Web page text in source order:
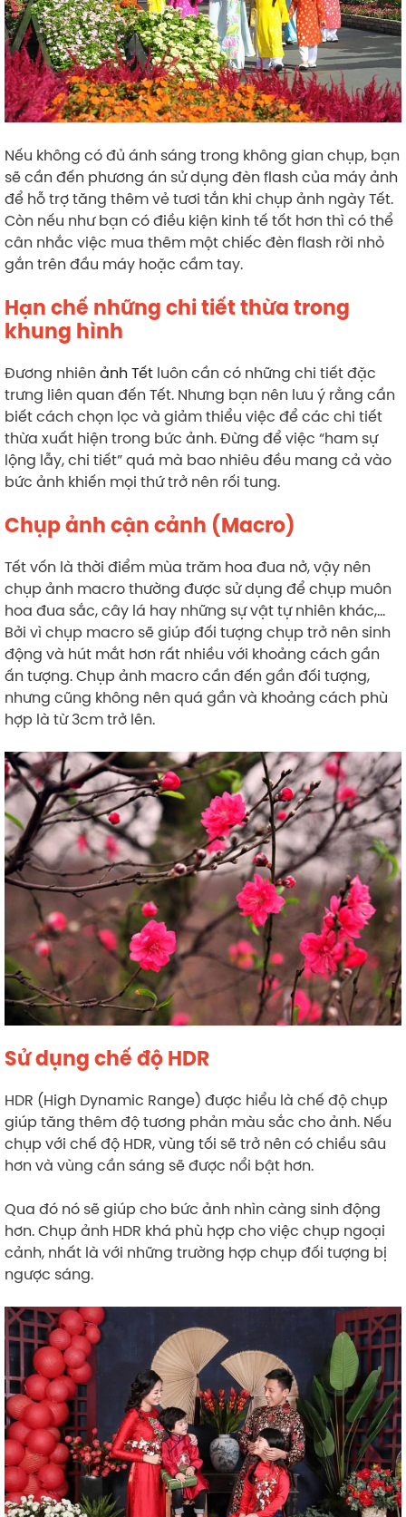
Nếu không có đủ ánh sáng trong không gian chụp, bạn
sẽ cần đến phương án sử dụng đèn flash của máy ảnh
để hỗ trợ tăng thêm vẻ tươi tắn khi chụp ảnh ngày Tết.
Còn nếu như bạn có điều kiện kinh tế tốt hơn thì có thể
cân nhắc việc mua thêm một chiếc đèn flash rời nhỏ
gắn trên đầu máy hoặc cầm tay.
Hạn chế những chi tiết thừa trong
khung hình
Đương nhiên ảnh Tết luôn cần có những chi tiết đặc
trưng liên quan đến Tết. Nhưng bạn nên lưu ý rằng cần
biết cách chọn lọc và giảm thiểu việc để các chi tiết
thừa xuất hiện trong bức ảnh. Đừng để việc “ham sự
lộng lẫy, chi tiết” quá mà bao nhiêu đều mang cả vào
bức ảnh khiến mọi thứ trở nên rối tung.
Chụp ảnh cận cảnh (Macro)
Tết vốn là thời điểm mùa trăm hoa đua nở, vậy nên
chụp ảnh macro thường được sử dụng để chụp muôn
hoa đua sắc, cây lá hay những sự vật tự nhiên khác,…
Bởi vì chụp macro sẽ giúp đối tượng chụp trở nên sinh
động và hút mắt hơn rất nhiều với khoảng cách gần
ấn tượng. Chụp ảnh macro cần đến gần đối tượng,
nhưng cũng không nên quá gần và khoảng cách phù
hợp là từ 3cm trở lên.
Sử dụng chế độ HDR
HDR (High Dynamic Range) được hiểu là chế độ chụp
giúp tăng thêm độ tương phản màu sắc cho ảnh. Nếu
chụp với chế độ HDR, vùng tối sẽ trở nên có chiều sâu
hơn và vùng cần sáng sẽ được nổi bật hơn.
Qua đó nó sẽ giúp cho bức ảnh nhìn càng sinh động
hơn. Chụp ảnh HDR khá phù hợp cho việc chụp ngoại
cảnh, nhất là với những trường hợp chụp đối tượng bị
ngược sáng.